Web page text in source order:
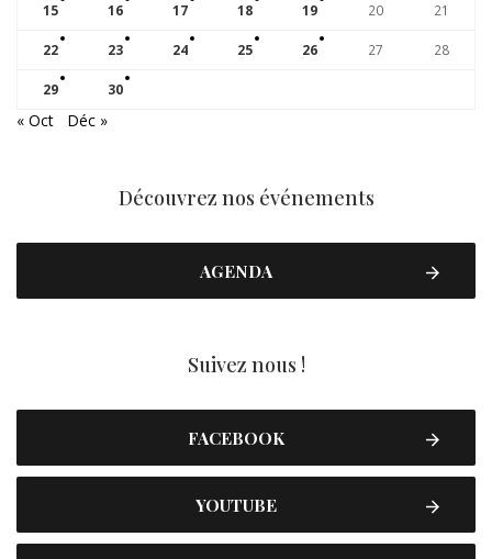
15 16 17 18 19 20 21
22 23 24 25 26 27 28
29 30
« Oct Déc »
Découvrez nos événements
AGENDA
Suivez nous !
FACEBOOK
YOUTUBE